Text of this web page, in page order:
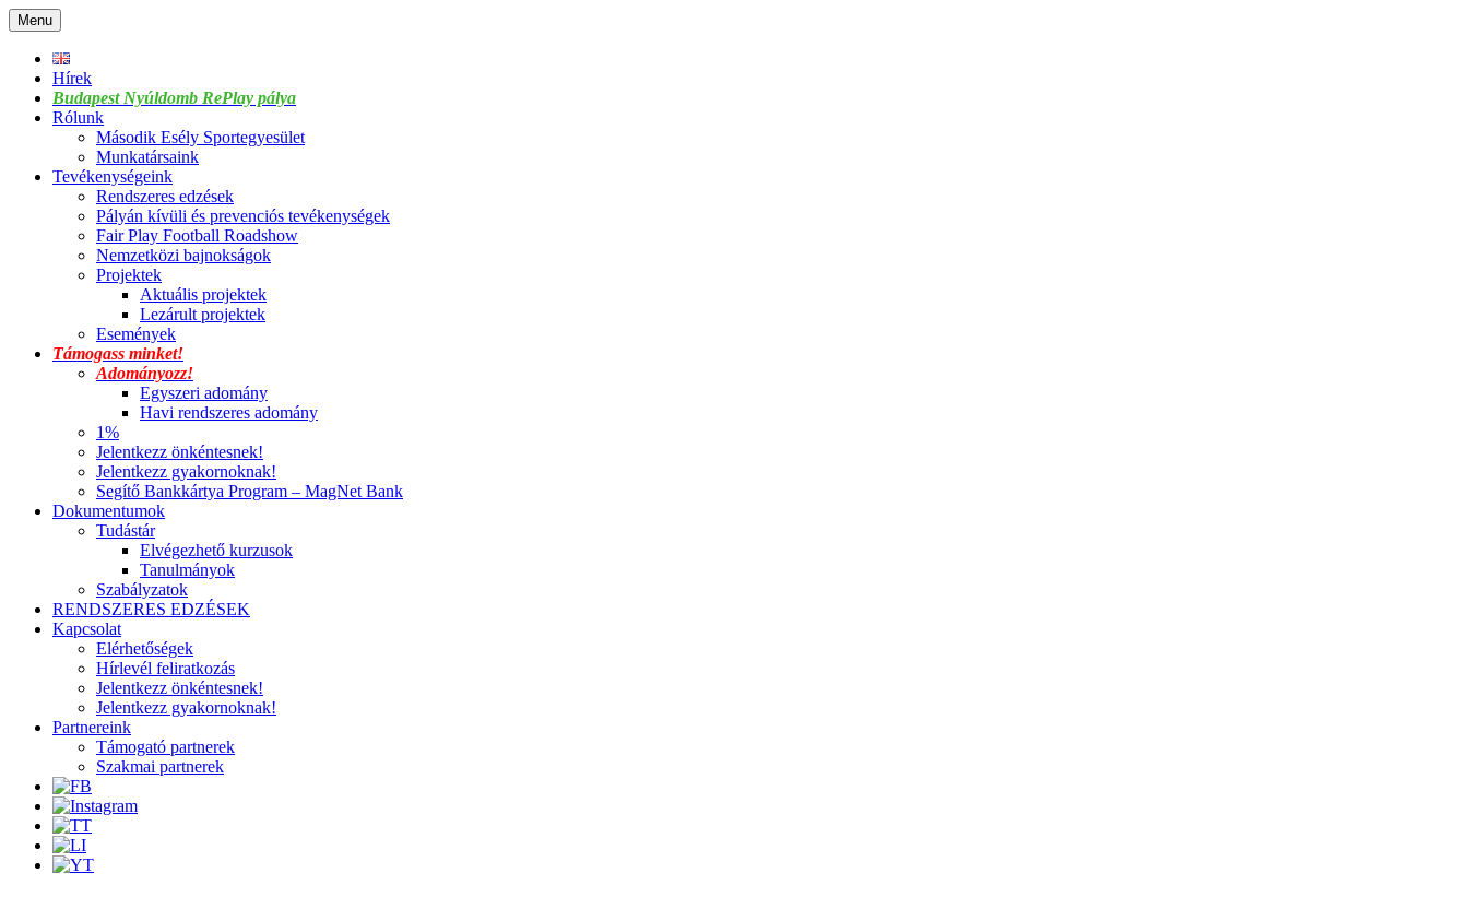
Skip
to
content
Menu
Hírek
Budapest Nyúldomb RePlay pálya
Rólunk
Második Esély Sportegyesület
Munkatársaink
Tevékenységeink
Rendszeres edzések
Pályán kívüli és prevenciós tevékenységek
Fair Play Football Roadshow
Nemzetközi bajnokságok
Projektek
Aktuális projektek
Lezárult projektek
Események
Támogass minket!
Adományozz!
Egyszeri adomány
Havi rendszeres adomány
1%
Jelentkezz önkéntesnek!
Jelentkezz gyakornoknak!
Segítő Bankkártya Program – MagNet Bank
Dokumentumok
Tudástár
Elvégezhető kurzusok
Tanulmányok
Szabályzatok
RENDSZERES EDZÉSEK
Kapcsolat
Elérhetőségek
Hírlevél feliratkozás
Jelentkezz önkéntesnek!
Jelentkezz gyakornoknak!
Partnereink
Támogató partnerek
Szakmai partnerek